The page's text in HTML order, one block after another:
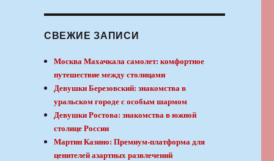
СВЕЖИЕ ЗАПИСИ
Москва Махачкала самолет: комфортное
путешествие между столицами
Девушки Березовский: знакомства в
уральском городе с особым шармом
Девушки Ростова: знакомства в южной
столице России
Мартин Казино: Премиум-платформа для
ценителей азартных развлечений